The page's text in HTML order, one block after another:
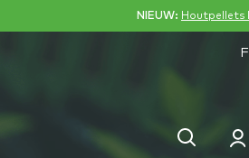
NIEUW: Houtpellets
Zoeken
naar:
Zoeken